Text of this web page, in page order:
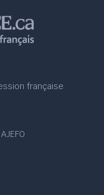
française